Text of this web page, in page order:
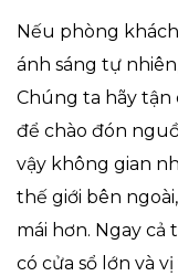
Nếu phòng
ánh sáng tự
Chúng ta hãy
để chào đón
vậy không gian
thế giới bên
mái hơn. Ngay
có cửa sổ lớn và